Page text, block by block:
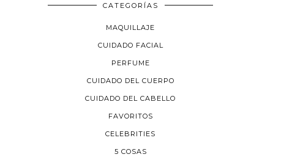
CATEGORÍAS
MAQUILLAJE
CUIDADO FACIAL
PERFUME
CUIDADO DEL CUERPO
CUIDADO DEL CABELLO
FAVORITOS
CELEBRITIES
5 COSAS